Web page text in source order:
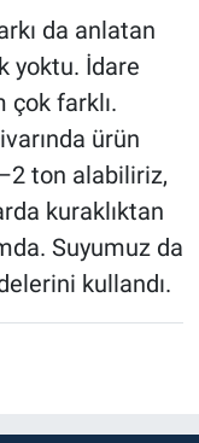
da anlatan
yoktu. İdare
çok farklı.
ürün
ton alabiliriz,
kuraklıktan
Suyumuz da
kullandı.